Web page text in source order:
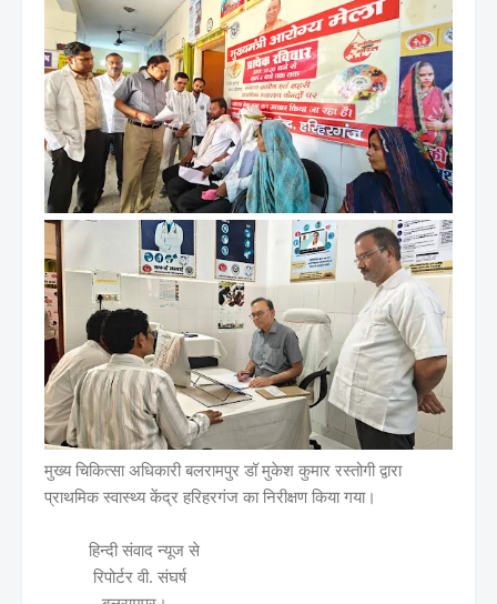
मुख्य चिकित्सा अधिकारी बलरामपुर डॉ मुकेश कुमार रस्तोगी द्वारा
प्राथमिक स्वास्थ्य केंद्र हरिहरगंज का निरीक्षण किया गया।
हिन्दी संवाद न्यूज से
रिपोर्टर वी. संघर्ष